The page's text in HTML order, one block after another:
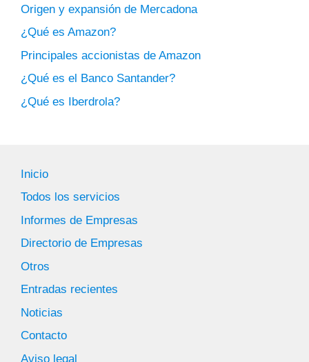
Origen y expansión de Mercadona
¿Qué es Amazon?
Principales accionistas de Amazon
¿Qué es el Banco Santander?
¿Qué es Iberdrola?
Inicio
Todos los servicios
Informes de Empresas
Directorio de Empresas
Otros
Entradas recientes
Noticias
Contacto
Aviso legal